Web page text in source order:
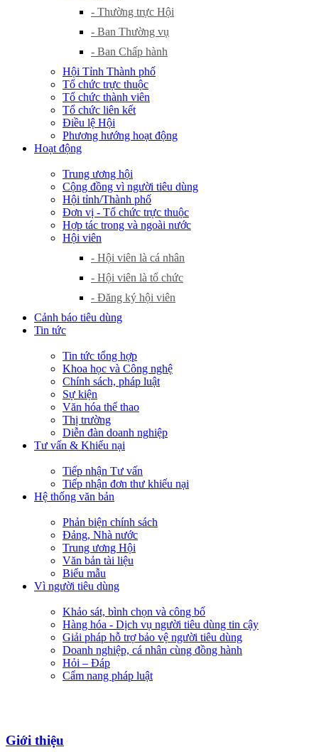
- Thường trực Hội
- Ban Thường vụ
- Ban Chấp hành
Hội Tỉnh Thành phố
Tổ chức trực thuộc
Tổ chức thành viên
Tổ chức liên kết
Điều lệ Hội
Phương hướng hoạt động
Hoạt động
Trung ương hội
Cộng đồng vì người tiêu dùng
Hội tỉnh/Thành phố
Đơn vị - Tổ chức trực thuộc
Hợp tác trong và ngoài nước
Hội viên
- Hội viên là cá nhân
- Hội viên là tổ chức
- Đăng ký hội viên
Cảnh báo tiêu dùng
Tin tức
Tin tức tổng hợp
Khoa học và Công nghệ
Chính sách, pháp luật
Sự kiện
Văn hóa thể thao
Thị trường
Diễn đàn doanh nghiệp
Tư vấn & Khiếu nại
Tiếp nhận Tư vấn
Tiếp nhận đơn thư khiếu nại
Hệ thống văn bản
Phản biện chính sách
Đảng, Nhà nước
Trung ương Hội
Văn bản tài liệu
Biểu mẫu
Vì người tiêu dùng
Khảo sát, bình chọn và công bố
Hàng hóa - Dịch vụ người tiêu dùng tin cậy
Giải pháp hỗ trợ bảo vệ người tiêu dùng
Doanh nghiệp, cá nhân cùng đồng hành
Hỏi – Đáp
Cẩm nang pháp luật
Giới thiệu